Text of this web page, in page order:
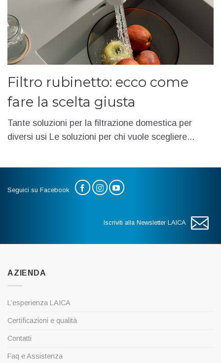
Filtro rubinetto: ecco come
fare la scelta giusta
Tante soluzioni per la filtrazione domestica per
diversi usi Le soluzioni per chi vuole scegliere...
Seguici su Facebook
Iscriviti alla Newsletter LAICA
AZIENDA
L’esperienza LAICA
Certificazioni e qualità
Contatti
Faq e Assistenza